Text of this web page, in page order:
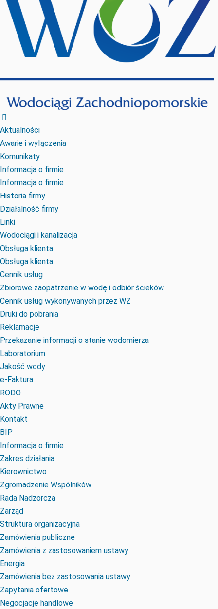
Aktualności
Awarie i wyłączenia
Komunikaty
Informacja o firmie
Informacja o firmie
Historia firmy
Działalność firmy
Linki
Wodociągi i kanalizacja
Obsługa klienta
Obsługa klienta
Cennik usług
Zbiorowe zaopatrzenie w wodę i odbiór ścieków
Cennik usług wykonywanych przez WZ
Druki do pobrania
Reklamacje
Przekazanie informacji o stanie wodomierza
Laboratorium
Jakość wody
e-Faktura
RODO
Akty Prawne
Kontakt
BIP
Informacja o firmie
Zakres działania
Kierownictwo
Zgromadzenie Wspólników
Rada Nadzorcza
Zarząd
Struktura organizacyjna
Zamówienia publiczne
Zamówienia z zastosowaniem ustawy
Energia
Zamówienia bez zastosowania ustawy
Zapytania ofertowe
Negocjacje handlowe